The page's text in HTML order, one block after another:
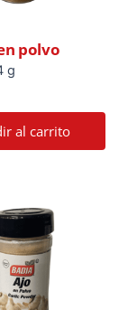
polvo
g
al carrito